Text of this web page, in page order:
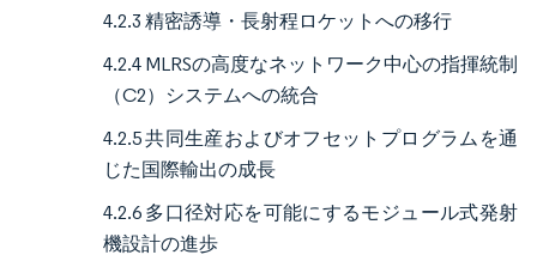
4.2.3 精密誘導・長射程ロケットへの移行
4.2.4 MLRSの高度なネットワーク中心の指揮統制
（C2）システムへの統合
4.2.5 共同生産およびオフセットプログラムを通
じた国際輸出の成長
4.2.6 多口径対応を可能にするモジュール式発射
機設計の進歩